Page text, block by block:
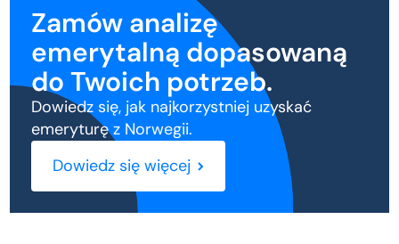
Zamów analizę
emerytalną dopasowaną
do Twoich potrzeb.
Dowiedz się, jak najkorzystniej uzyskać
emeryturę z Norwegii.
Dowiedz się więcej